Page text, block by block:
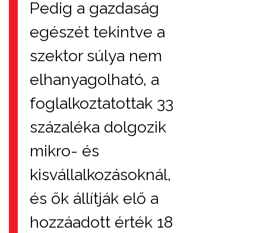
Pedig a gazdaság
egészét tekintve a
szektor súlya nem
elhanyagolható, a
foglalkoztatottak 33
százaléka dolgozik
mikro- és
kisvállalkozásoknál,
és ők állítják elő a
hozzáadott érték 18